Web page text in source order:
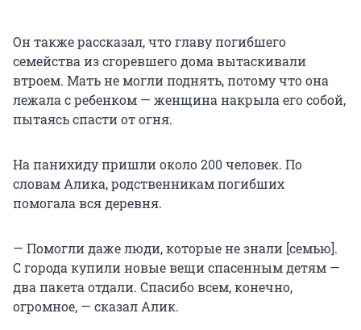
Он также рассказал, что главу погибшего
семейства из сгоревшего дома вытаскивали
втроем. Мать не могли поднять, потому что она
лежала с ребенком — женщина накрыла его собой,
пытаясь спасти от огня.
На панихиду пришли около 200 человек. По
словам Алика, родственникам погибших
помогала вся деревня.
— Помогли даже люди, которые не знали [семью].
С города купили новые вещи спасенным детям —
два пакета отдали. Спасибо всем, конечно,
огромное, — сказал Алик.